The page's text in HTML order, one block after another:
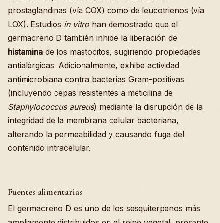
prostaglandinas (vía COX) como de leucotrienos (vía
LOX). Estudios in vitro han demostrado que el
germacreno D también inhibe la liberación de
histamina de los mastocitos, sugiriendo propiedades
antialérgicas. Adicionalmente, exhibe actividad
antimicrobiana contra bacterias Gram-positivas
(incluyendo cepas resistentes a meticilina de
Staphylococcus aureus) mediante la disrupción de la
integridad de la membrana celular bacteriana,
alterando la permeabilidad y causando fuga del
contenido intracelular.
Fuentes alimentarias
El germacreno D es uno de los sesquiterpenos más